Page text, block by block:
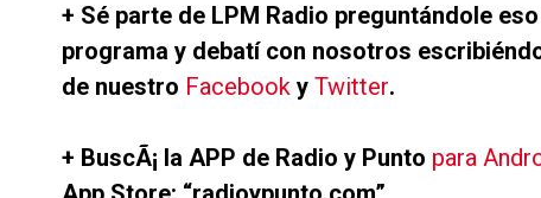
+ Sé parte de LPM Radio preguntándole
programa y debatí con nosotros
de nuestro Facebook y Twitter.
+ BuscÃ¡ la APP de Radio y Punto para